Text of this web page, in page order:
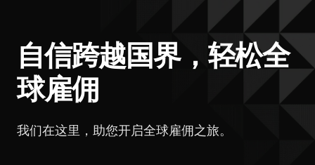
自信跨越国界，轻松全
球雇佣
我们在这里，助您开启全球雇佣之旅。